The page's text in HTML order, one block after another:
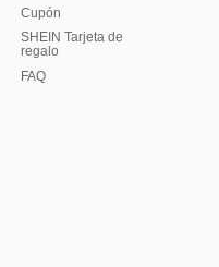
Cupón
SHEIN Tarjeta de
regalo
FAQ